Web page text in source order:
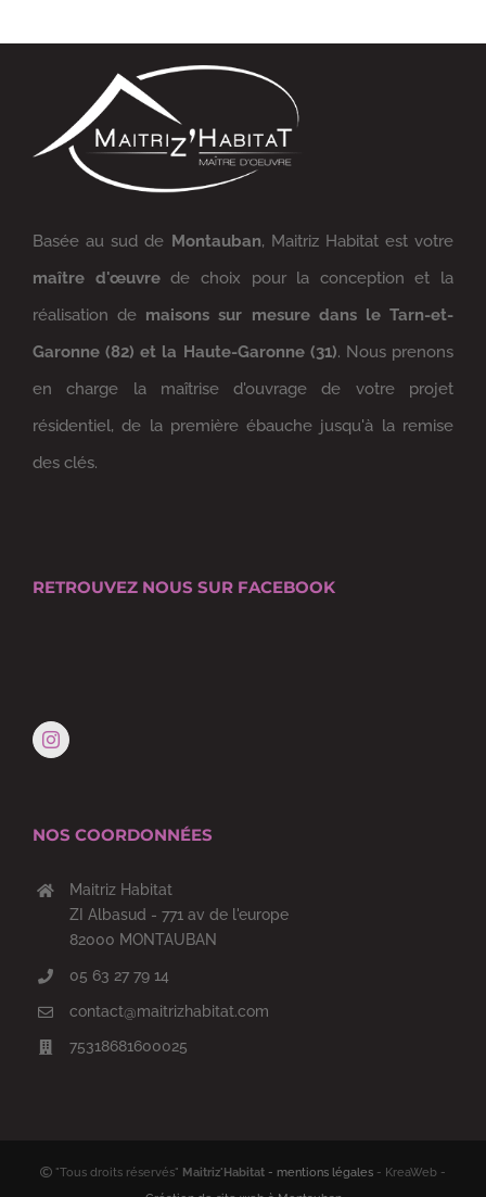
Basée au sud de Montauban, Maitriz Habitat est votre
maître d'œuvrede choix pour la conception et la
réalisation de maisons sur mesure dans le Tarn-et-
Garonne (82) et la Haute-Garonne (31). Nous prenons
en charge la maîtrise d'ouvrage de votre projet
résidentiel, de la première ébauche jusqu'à la remise
des clés.
RETROUVEZ NOUS SUR FACEBOOK
NOS COORDONNÉES
Maitriz Habitat
ZI Albasud - 771 av de l'europe
82000 MONTAUBAN
05 63 27 79 14
contact@maitrizhabitat.com
75318681600025
"Tous droits réservés" Maitriz'Habitat - mentions légales - KreaWeb -